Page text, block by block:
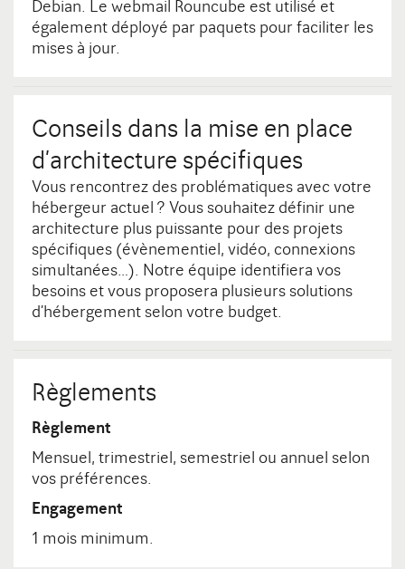
Debian. Le webmail Rouncube est utilisé et
également déployé par paquets pour faciliter les
mises à jour.
Conseils dans la mise en place
d’architecture spécifiques
Vous rencontrez des problématiques avec votre
hébergeur actuel ? Vous souhaitez définir une
architecture plus puissante pour des projets
spécifiques (évènementiel, vidéo, connexions
simultanées…). Notre équipe identifiera vos
besoins et vous proposera plusieurs solutions
d’hébergement selon votre budget.
Règlements
Règlement
Mensuel, trimestriel, semestriel ou annuel selon
vos préférences.
Engagement
1 mois minimum.